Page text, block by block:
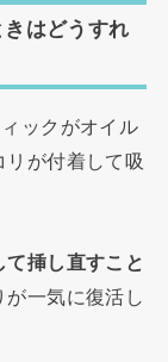
はどうすれ
ックがオイル
が付着して吸
挿し直すこと
一気に復活し